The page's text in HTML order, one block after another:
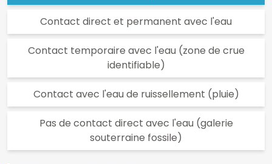
Contact direct et permanent avec l'eau
Contact temporaire avec l'eau (zone de crue
identifiable)
Contact avec l'eau de ruissellement (pluie)
Pas de contact direct avec l'eau (galerie
souterraine fossile)